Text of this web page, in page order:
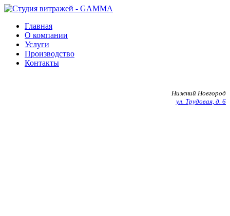
Главная
О компании
Услуги
Производство
Контакты
Нижний Новгород
ул. Трудовая, д. 6